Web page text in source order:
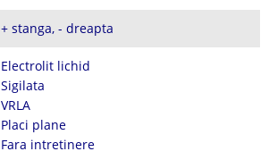
+ stanga, - dreapta
Electrolit lichid
Sigilata
VRLA
Placi plane
Fara intretinere